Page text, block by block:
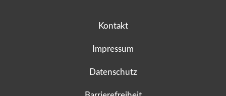
Kontakt
Impressum
Datenschutz